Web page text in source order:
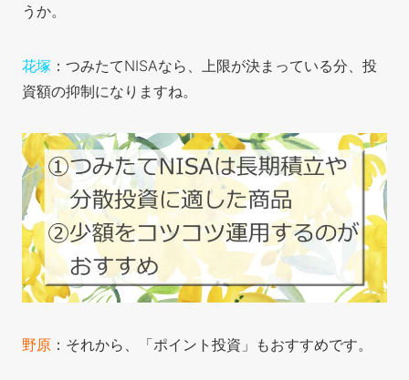
うか。
花塚 ：つみたてNISAなら、上限が決まっている分、投
資額の抑制になりますね。
野原 ：それから、「ポイント投資」もおすすめです。